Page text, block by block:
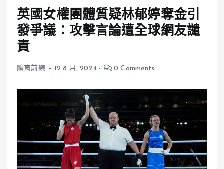
英國女權團體質疑林郁婷奪金引
發爭議：攻擊言論遭全球網友譴
責
體育前線 12 8 月, 2024 0 Comments